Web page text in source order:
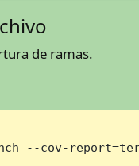
de ramas.
--cov-